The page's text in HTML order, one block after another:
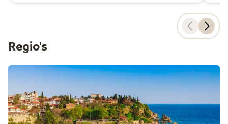
Liever last minute op vakantie? Kijk dan hier voor de
last minutes Turkije.
Regio's